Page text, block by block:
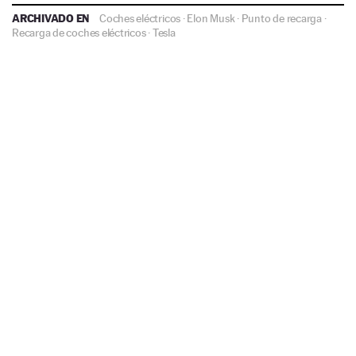
ARCHIVADO EN Coches eléctricos ·Elon Musk· Punto de recarga ·
Recarga de coches eléctricos·Tesla